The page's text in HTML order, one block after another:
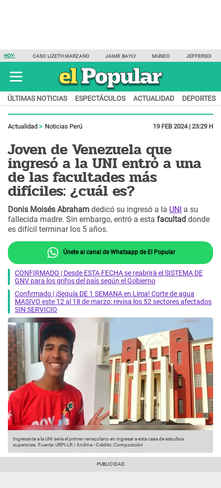
HOY: CASO LIZETH MARZANO JAIME BAYLY MUNDO JEFFERSON
ÚLTIMAS NOTICIAS ESPECTÁCULOS ACTUALIDAD DEPORTES
Actualidad Noticias Perú 19 FEB 2024 | 23:29 H
Joven de Venezuela que
ingresó a la UNI entró a una
de las facultades más
difíciles: ¿cuál es?
Donis Moisés Abraham dedicó su ingresó a la UNI a su
fallecida madre. Sin embargo, entró a esta facultad donde
es difícil terminar los 5 años.
Únete al canal de Whatsapp de El Popular
CONFIRMADO | Desde ESTA FECHA se reabrirá el SISTEMA DE
GNV para los grifos del país según el Gobierno
Confirmado | ¡Sequía DE 1 SEMANA en Lima! Corte de agua
MASIVO este 12 al 18 de marzo: revisa los 52 sectores afectados
SIN SERVICIO
Ingresante a la UNI sería el primer venezolano en ingresar a esta casa de estudios
superiores. Fuente: URPI-LR / Andina-Crédito: Composición